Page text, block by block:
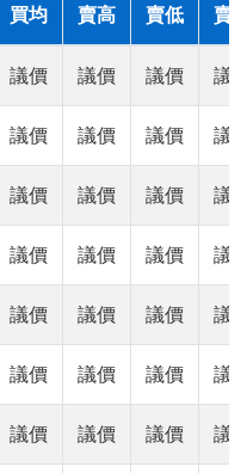
買均 賣高 賣低 賣
議價 議價 議價 議
議價 議價 議價 議
議價 議價 議價 議
議價 議價 議價 議
議價 議價 議價 議
議價 議價 議價 議
議價 議價 議價 議